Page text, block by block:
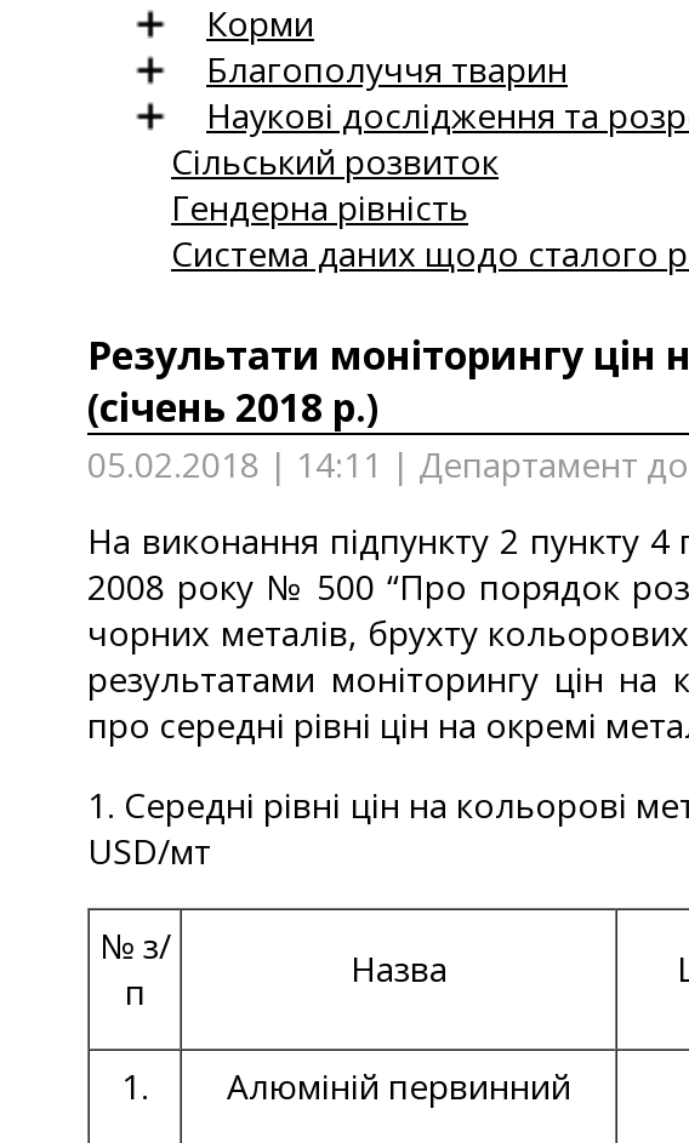
Корми
Благополуччя тварин
Наукові дослідження та
Сільський розвиток
Гендерна рівність
Система даних щодо сталого
Результати моніторингу цін
(січень 2018 р.)
05.02.2018 | 14:11 | Департамент
На виконання підпункту 2 пункту 4
2008 року № 500 “Про порядок
чорних металів, брухту
результатами моніторингу цін
про середні рівні цін на окремі
1. Середні рівні цін на кольорові
USD/мт
№ з/
п
Назва
1. Алюміній первинний